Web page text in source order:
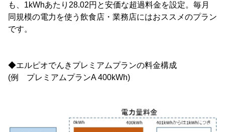
も、1kWhあたり28.02円と安価な超過料金を設定。毎月
同規模の電力を使う飲食店・業務店にはおススメのプラン
です。
◆エルピオでんきプレミアムプランの料金構成
(例 プレミアムプランA 400kWh)